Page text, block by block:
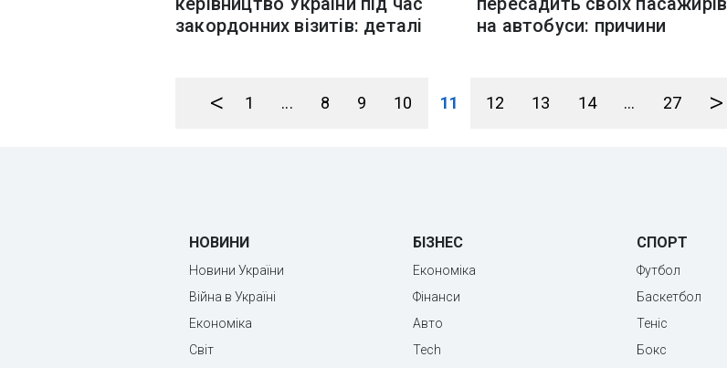
закордонних візитів: деталі
на автобуси: причини
< 1 ... 8 9 10 11 12 13 14 ... 27 >
НОВИНИ
Новини України
Війна в Україні
Економіка
Світ
БІЗНЕС
Економіка
Фінанси
Авто
Tech
СПОРТ
Футбол
Баскетбол
Теніс
Бокс